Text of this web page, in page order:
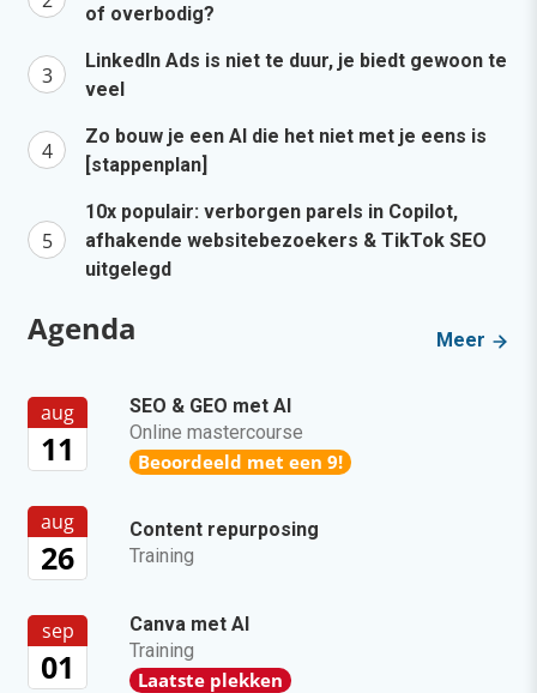
of overbodig?
LinkedIn Ads is niet te duur, je biedt gewoon te
veel
Zo bouw je een AI die het niet met je eens is
[stappenplan]
10x populair: verborgen parels in Copilot,
afhakende websitebezoekers & TikTok SEO
uitgelegd
Agenda Meer
aug
11
SEO & GEO met AI
Online mastercourse
Beoordeeld met een 9!
aug
26
Content repurposing
Training
sep
01
Canva met AI
Training
Laatste plekken